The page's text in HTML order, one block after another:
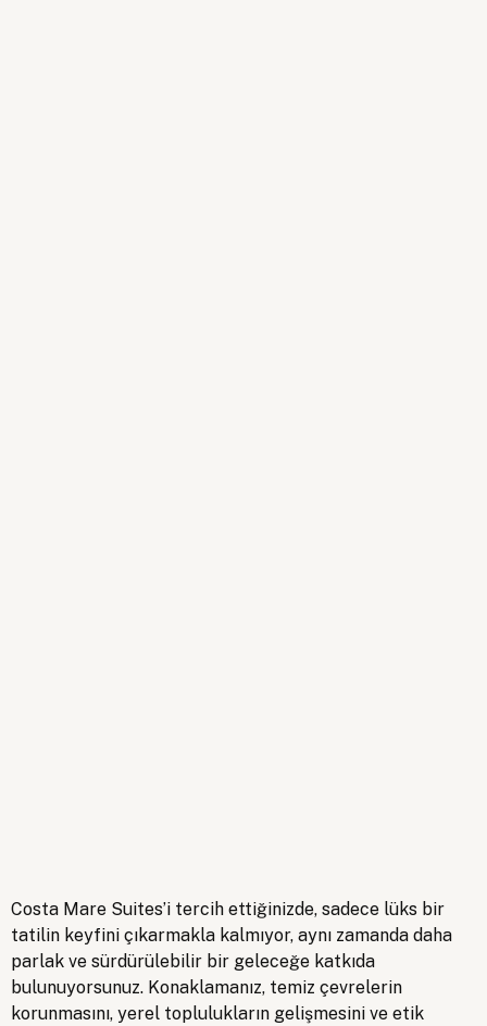
Costa Mare Suites’i tercih ettiğinizde, sadece lüks bir
tatilin keyfini çıkarmakla kalmıyor, aynı zamanda daha
parlak ve sürdürülebilir bir geleceğe katkıda
bulunuyorsunuz. Konaklamanız, temiz çevrelerin
korunmasını, yerel toplulukların gelişmesini ve etik